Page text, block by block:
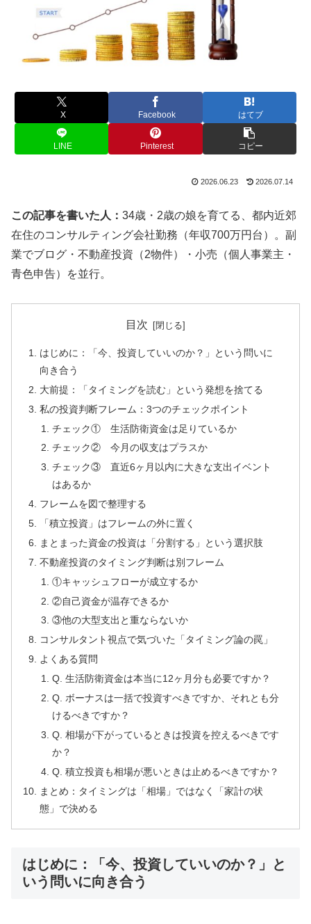
X Facebook はてブ
LINE Pinterest コピー
2026.06.23 2026.07.14
この記事を書いた人： 34歳・2歳の娘を育てる、都内近郊
在住のコンサルティング会社勤務（年収700万円台）。副
業でブログ・不動産投資（2物件）・小売（個人事業主・
青色申告）を並行。
目次
はじめに：「今、投資していいのか？」という問いに
向き合う
大前提：「タイミングを読む」という発想を捨てる
私の投資判断フレーム：3つのチェックポイント
チェック① 生活防衛資金は足りているか
チェック② 今月の収支はプラスか
チェック③ 直近6ヶ月以内に大きな支出イベント
はあるか
フレームを図で整理する
「積立投資」はフレームの外に置く
まとまった資金の投資は「分割する」という選択肢
不動産投資のタイミング判断は別フレーム
①キャッシュフローが成立するか
②自己資金が温存できるか
③他の大型支出と重ならないか
コンサルタント視点で気づいた「タイミング論の罠」
よくある質問
Q. 生活防衛資金は本当に12ヶ月分も必要ですか？
Q. ボーナスは一括で投資すべきですか、それとも分
けるべきですか？
Q. 相場が下がっているときは投資を控えるべきです
か？
Q. 積立投資も相場が悪いときは止めるべきですか？
まとめ：タイミングは「相場」ではなく「家計の状
態」で決める
はじめに：「今、投資していいのか？」と
いう問いに向き合う